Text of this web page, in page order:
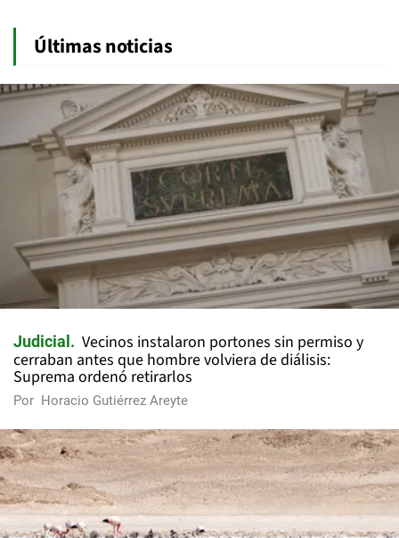
Últimas noticias
Judicial
Vecinos instalaron portones sin permiso y
cerraban antes que hombre volviera de diálisis:
Suprema ordenó retirarlos
Por Horacio Gutiérrez Areyte